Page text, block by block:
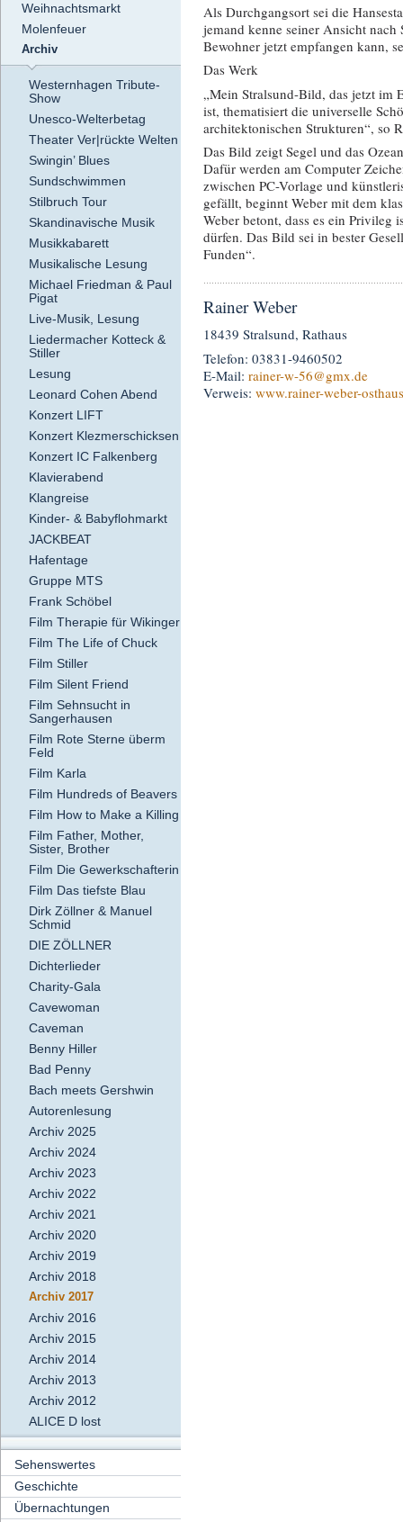
Weihnachtsmarkt
Molenfeuer
Archiv
Westernhagen Tribute-
Show
Unesco-Welterbetag
Theater Ver|rückte Welten
Swingin’ Blues
Sundschwimmen
Stilbruch Tour
Skandinavische Musik
Musikkabarett
Musikalische Lesung
Michael Friedman & Paul
Pigat
Live-Musik, Lesung
Liedermacher Kotteck &
Stiller
Lesung
Leonard Cohen Abend
Konzert LIFT
Konzert Klezmerschicksen
Konzert IC Falkenberg
Klavierabend
Klangreise
Kinder- & Babyflohmarkt
JACKBEAT
Hafentage
Gruppe MTS
Frank Schöbel
Film Therapie für Wikinger
Film The Life of Chuck
Film Stiller
Film Silent Friend
Film Sehnsucht in
Sangerhausen
Film Rote Sterne überm
Feld
Film Karla
Film Hundreds of Beavers
Film How to Make a Killing
Film Father, Mother,
Sister, Brother
Film Die Gewerkschafterin
Film Das tiefste Blau
Dirk Zöllner & Manuel
Schmid
DIE ZÖLLNER
Dichterlieder
Charity-Gala
Cavewoman
Caveman
Benny Hiller
Bad Penny
Bach meets Gershwin
Autorenlesung
Archiv 2025
Archiv 2024
Archiv 2023
Archiv 2022
Archiv 2021
Archiv 2020
Archiv 2019
Archiv 2018
Archiv 2017
Archiv 2016
Archiv 2015
Archiv 2014
Archiv 2013
Archiv 2012
ALICE D lost
Sehenswertes
Geschichte
Übernachtungen
Als Durchgangsort sei die
jemand kenne seiner Ansicht nach
Bewohner jetzt empfangen kann,
Das Werk
„Mein Stralsund-Bild, das jetzt im
ist, thematisiert die universelle
architektonischen Strukturen“, so
Das Bild zeigt Segel und das
Dafür werden am Computer
zwischen PC-Vorlage und
gefällt, beginnt Weber mit dem
Weber betont, dass es ein Privileg
dürfen. Das Bild sei in bester
Funden“.
Rainer Weber
18439 Stralsund, Rathaus
Telefon: 03831-9460502
E-Mail: rainer-w-56@gmx.de
Verweis: www.rainer-weber-